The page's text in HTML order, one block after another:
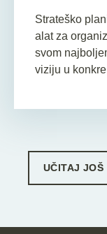
Strateško
alat za
svom
viziju u
UČITAJ JOŠ